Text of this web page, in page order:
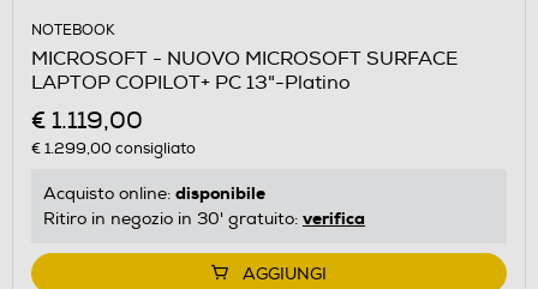
NOTEBOOK
MICROSOFT - NUOVO MICROSOFT SURFACE
LAPTOP COPILOT+ PC 13"-Platino
€ 1.119,00
€ 1.299,00consigliato
Acquisto online: disponibile
Ritiro in negozio in 30' gratuito: verifica
AGGIUNGI